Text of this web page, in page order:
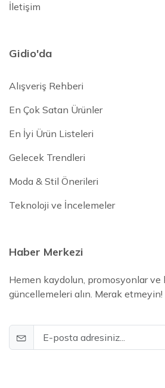
İletişim
Gidio'da
Alışveriş Rehberi
En Çok Satan Ürünler
En İyi Ürün Listeleri
Gelecek Trendleri
Moda & Stil Önerileri
Teknoloji ve İncelemeler
Haber Merkezi
Hemen kaydolun, promosyonlar ve
güncellemeleri alın. Merak etmeyin!